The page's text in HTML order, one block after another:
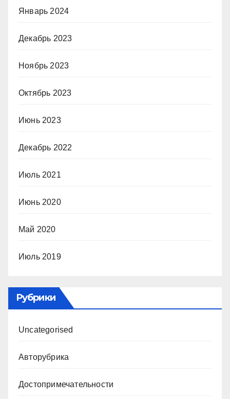
Январь 2024
Декабрь 2023
Ноябрь 2023
Октябрь 2023
Июнь 2023
Декабрь 2022
Июль 2021
Июнь 2020
Май 2020
Июль 2019
Рубрики
Uncategorised
Авторубрика
Достопримечательности